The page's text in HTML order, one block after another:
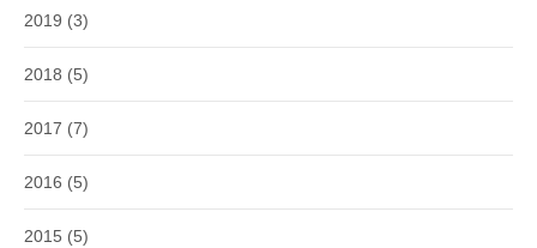
2019 (3)
2018 (5)
2017 (7)
2016 (5)
2015 (5)